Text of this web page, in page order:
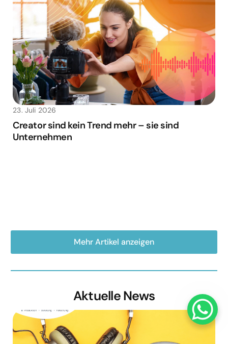
Creator sind kein Trend mehr – sie sind
Unternehmen
23. Juli 2026
Mehr Artikel anzeigen
Aktuelle News